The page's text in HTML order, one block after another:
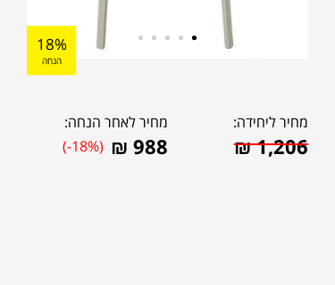
18%
הנחה
מחיר ליחידה:
₪1,206
מחיר לאחר הנחה:
₪ 988
(-18%)